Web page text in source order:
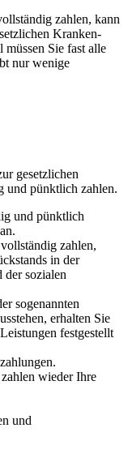
zahlen, kann
Kranken-
Sie fast alle
nur wenige
gesetzlichen
und pünktlich zahlen.
und pünktlich
zahlen,
in der
der sozialen
sogenannten
erhalten Sie
festgestellt
wieder Ihre
und